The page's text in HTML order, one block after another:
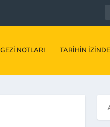
GEZI NOTLARI TARIHIN İZINDE